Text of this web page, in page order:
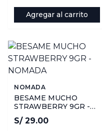
Agregar al carrito
NOMADA
BESAME MUCHO
STRAWBERRY 9GR -
NOMADA
S/ 29.00